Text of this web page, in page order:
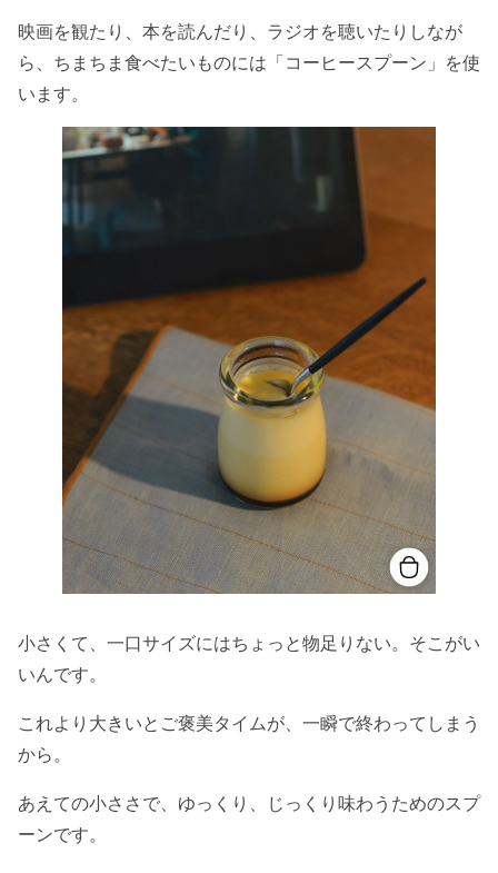
映画を観たり、本を読んだり、ラジオを聴いたりしなが
ら、ちまちま食べたいものには「コーヒースプーン」を使
います。
小さくて、一口サイズにはちょっと物足りない。そこがい
いんです。
これより大きいとご褒美タイムが、一瞬で終わってしまう
から。
あえての小ささで、ゆっくり、じっくり味わうためのスプ
ーンです。